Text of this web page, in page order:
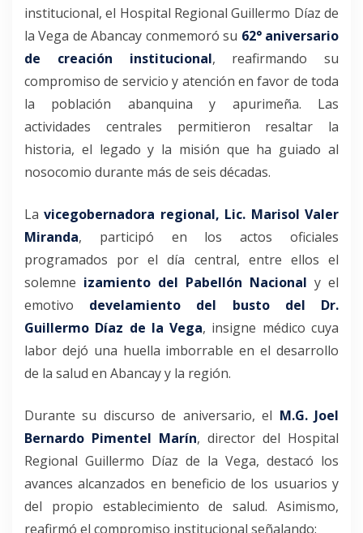
institucional, el Hospital Regional Guillermo Díaz de
la Vega de Abancay conmemoró su 62° aniversario
de creación institucional, reafirmando su
compromiso de servicio y atención en favor de toda
la población abanquina y apurimeña. Las
actividades centrales permitieron resaltar la
historia, el legado y la misión que ha guiado al
nosocomio durante más de seis décadas.
Lavicegobernadora regional, Lic. Marisol Valer
Miranda, participó en los actos oficiales
programados por el día central, entre ellos el
solemne izamiento del Pabellón Nacional y el
emotivo develamiento del busto del Dr.
Guillermo Díaz de la Vega, insigne médico cuya
labor dejó una huella imborrable en el desarrollo
de la salud en Abancay y la región.
Durante su discurso de aniversario, el M.G. Joel
Bernardo Pimentel Marín, director del Hospital
Regional Guillermo Díaz de la Vega, destacó los
avances alcanzados en beneficio de los usuarios y
del propio establecimiento de salud. Asimismo,
reafirmó el compromiso institucional señalando: